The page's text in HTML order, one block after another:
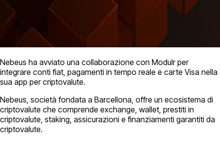
Nebeus ha avviato una collaborazione con Modulr per
integrare conti fiat, pagamenti in tempo reale e carte Visa nella
sua app per criptovalute.
Nebeus, società fondata a Barcellona, offre un ecosistema di
criptovalute che comprende exchange, wallet, prestiti in
criptovalute, staking, assicurazioni e finanziamenti garantiti da
criptovalute.